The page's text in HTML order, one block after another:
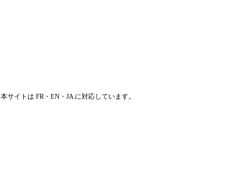
本サイトは FR・EN・JA に対応しています。